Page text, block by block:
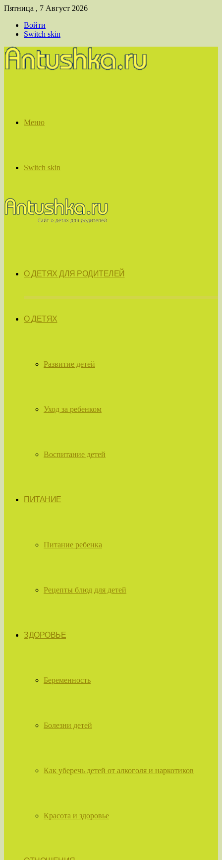
Пятница , 7 Август 2026
Войти
Switch skin
Меню
Switch skin
О ДЕТЯХ ДЛЯ РОДИТЕЛЕЙ
О ДЕТЯХ
Развитие детей
Уход за ребенком
Воспитание детей
ПИТАНИЕ
Питание ребенка
Рецепты блюд для детей
ЗДОРОВЬЕ
Беременность
Болезни детей
Как уберечь детей от алкоголя и наркотиков
Красота и здоровье